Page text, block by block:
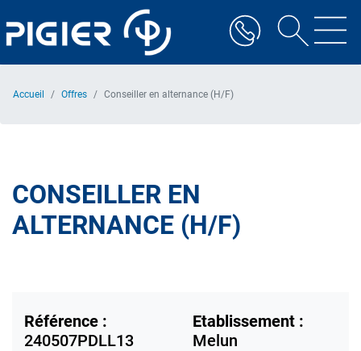
au
contenu
Accueil Offres Conseiller en alternance (H/F)
CONSEILLER EN
ALTERNANCE (H/F)
Référence :
240507PDLL13
Etablissement :
Melun